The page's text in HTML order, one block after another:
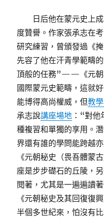
日后他在蒙元史上
度贊譽。作家張承志在
研究練習，曾頒發過《
先容了他在汗青學範疇
頂般的任務”——《元朝
國際蒙元史範疇，這就
能博得高尚權威，但教
承志說講座場地 ：“對
種複習和單獨的享用。
界還有誰的學問能跨越
《元朝秘史（畏吾體蒙
座是步步礎石的丘陵，
閱著，尤其是一遍遍
《元朝秘史及其回復復
半個多世紀來，怕沒有